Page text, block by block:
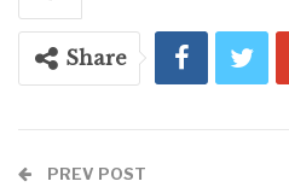
Share
PREV POST